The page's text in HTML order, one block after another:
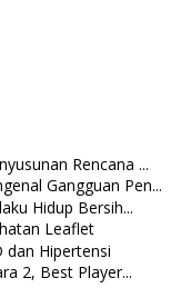
Rencana ...
Gangguan Pen...
Hidup Bersih...
Leaflet
dan Hipertensi
2, Best Player...